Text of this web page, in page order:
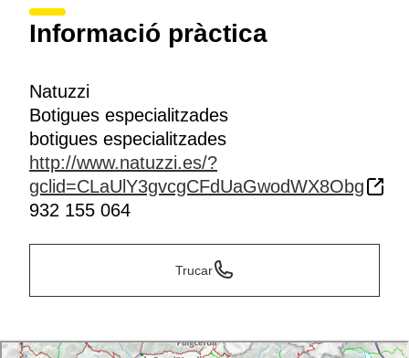
Informació pràctica
Natuzzi
Botigues especialitzades
botigues especialitzades
http://www.natuzzi.es/?
gclid=CLaUlY3gvcgCFdUaGwodWX8Obg
932 155 064
Trucar